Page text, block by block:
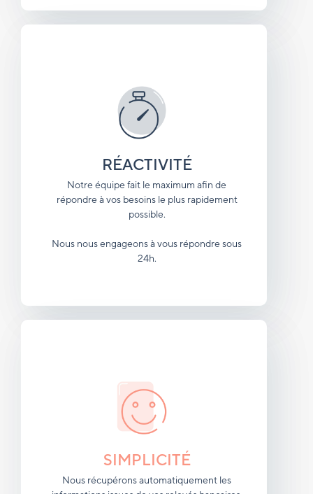
RÉACTIVITÉ
Notre équipe fait le maximum afin de
répondre à vos besoins le plus rapidement
possible.
Nous nous engageons à vous répondre sous
24h.
SIMPLICITÉ
Nous récupérons automatiquement les